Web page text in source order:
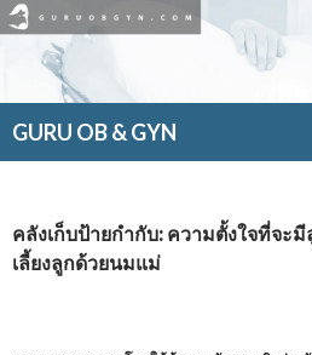
GURU OB & GYN
เนื้อหา
คลังเก็บป้ายกำกับ: ความตั้งใจที่จะ
เลี้ยงลูกด้วยนมแม่